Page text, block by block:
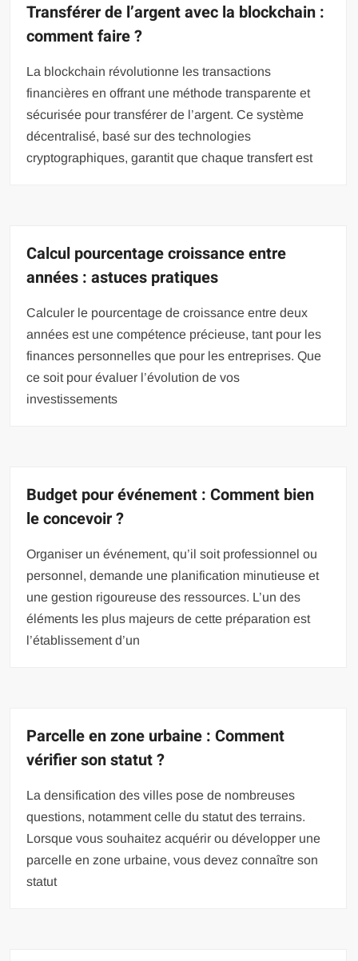
Transférer de l’argent avec la blockchain :
comment faire ?
La blockchain révolutionne les transactions
financières en offrant une méthode transparente et
sécurisée pour transférer de l’argent. Ce système
décentralisé, basé sur des technologies
cryptographiques, garantit que chaque transfert est
Calcul pourcentage croissance entre
années : astuces pratiques
Calculer le pourcentage de croissance entre deux
années est une compétence précieuse, tant pour les
finances personnelles que pour les entreprises. Que
ce soit pour évaluer l’évolution de vos
investissements
Budget pour événement : Comment bien
le concevoir ?
Organiser un événement, qu’il soit professionnel ou
personnel, demande une planification minutieuse et
une gestion rigoureuse des ressources. L’un des
éléments les plus majeurs de cette préparation est
l’établissement d’un
Parcelle en zone urbaine : Comment
vérifier son statut ?
La densification des villes pose de nombreuses
questions, notamment celle du statut des terrains.
Lorsque vous souhaitez acquérir ou développer une
parcelle en zone urbaine, vous devez connaître son
statut